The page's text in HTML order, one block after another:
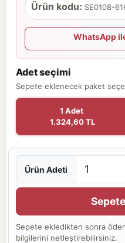
Ürün kodu: SE0108-
WhatsApp
Adet seçimi
Sepete eklenecek paket
1 Adet
1.324,60 TL
Ürün Adeti
Sepete ekledikten sonra
bilgilerini netleştirebilirsiniz.